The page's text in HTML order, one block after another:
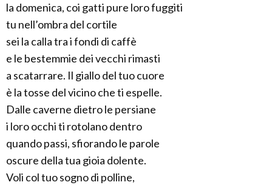
la domenica, coi gatti pure loro fuggiti
tu nell’ombra del cortile
sei la calla tra i fondi di caffè
e le bestemmie dei vecchi rimasti
a scatarrare. Il giallo del tuo cuore
è la tosse del vicino che ti espelle.
Dalle caverne dietro le persiane
i loro occhi ti rotolano dentro
quando passi, sfiorando le parole
oscure della tua gioia dolente.
Voli col tuo sogno di polline,